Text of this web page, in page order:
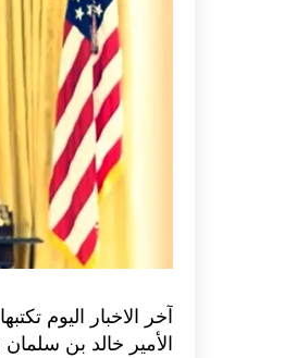
آخر الاخبار اليوم
الأمير خالد بن سلمان